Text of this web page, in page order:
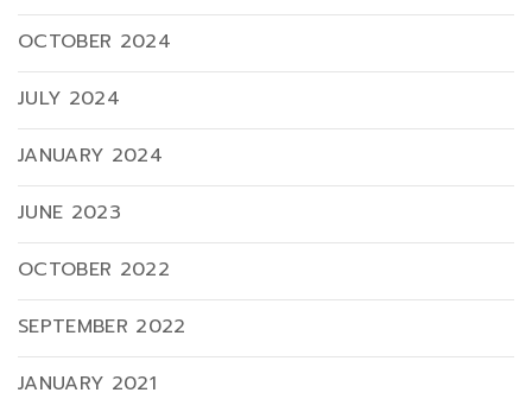
OCTOBER 2024
JULY 2024
JANUARY 2024
JUNE 2023
OCTOBER 2022
SEPTEMBER 2022
JANUARY 2021